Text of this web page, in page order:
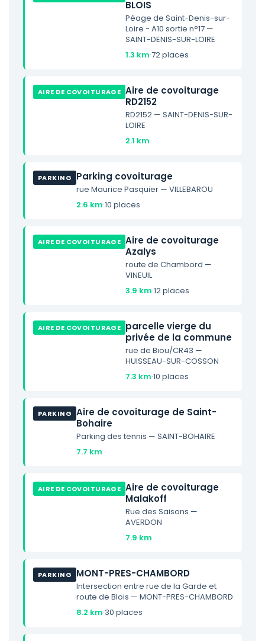
BLOIS
Péage de Saint-Denis-sur-
Loire - A10 sortie n°17 —
SAINT-DENIS-SUR-LOIRE
1.3 km·72 places
AIRE DE COVOITURAGE Aire de covoiturage
RD2152
RD2152 — SAINT-DENIS-SUR-
LOIRE
2.1 km
PARKING Parking covoiturage
rue Maurice Pasquier — VILLEBAROU
2.6 km·10 places
AIRE DE COVOITURAGE Aire de covoiturage
Azalys
route de Chambord —
VINEUIL
3.9 km·12 places
AIRE DE COVOITURAGE parcelle vierge du
privée de la commune
rue de Biou/CR43 —
HUISSEAU-SUR-COSSON
7.3 km·10 places
PARKING Aire de covoiturage de Saint-
Bohaire
Parking des tennis — SAINT-BOHAIRE
7.7 km
AIRE DE COVOITURAGE Aire de covoiturage
Malakoff
Rue des Saisons —
AVERDON
7.9 km
PARKING MONT-PRES-CHAMBORD
Intersection entre rue de la Garde et
route de Blois — MONT-PRES-CHAMBORD
8.2 km·30 places